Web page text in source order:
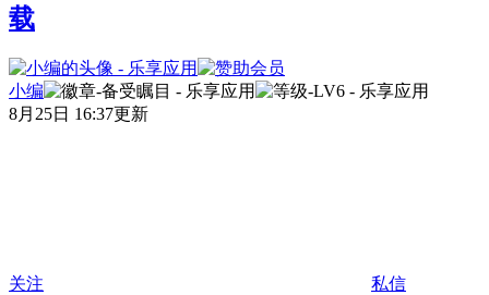
载
小编
8月25日 16:37更新
关注 私信